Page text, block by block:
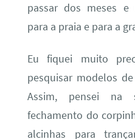
passar dos meses
para a praia e para a
Eu fiquei muito
pesquisar modelos
Assim, pensei na
fechamento do
alcinhas para